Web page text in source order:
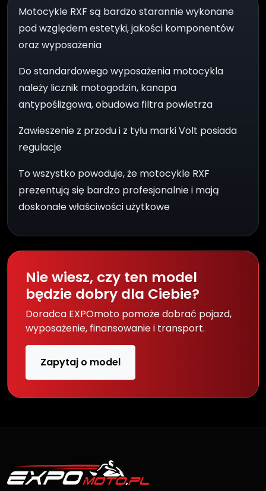
Motocykle RXF są bardzo starannie wykonane
pod względem estetyki, jakości komponentów
oraz wyposażenia
Do standardowego wyposażenia motocykla
należy licznik motogodzin, kanapa
antypoślizgowa, obudowa filtra powietrza
Zawieszenie z przodu i z tyłu marki Volt posiada
regulacje
To wszystko powoduje, że motocykle RXF
prezentują się bardzo profesjonalnie i mają
doskonałe właściwości użytkowe
Nie wiesz, czy ten model
będzie dobry dla Ciebie?
Doradca EXPOmoto pomoże dobrać pojazd,
wyposażenie, finansowanie i transport.
Zapytaj o model